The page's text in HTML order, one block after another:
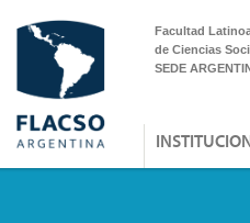
Facultad
de Ciencias
SEDE